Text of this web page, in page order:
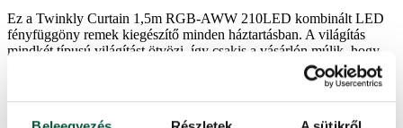
Ez a Twinkly Curtain 1,5m RGB-AWW 210LED kombinált LED
fényfüggöny remek kiegészítő minden háztartásban. A világítás
mindkét típusú világítást ötvözi, így csakis a vásárlón múlik, hogy
élénk színekben vagy a lágyabb fehérarany árnylatokban fog az